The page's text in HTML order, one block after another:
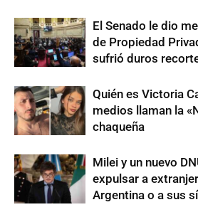
El Senado le dio
de Propiedad
sufrió duros
Quién es Victoria
medios llaman la
chaqueña
Milei y un nuevo
expulsar a
Argentina o a sus